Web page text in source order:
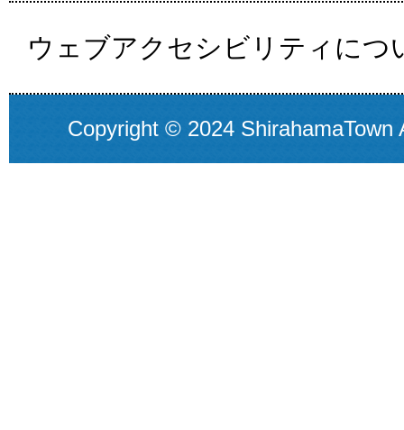
ウェブアクセシビリティにつ
Copyright © 2024 ShirahamaTown